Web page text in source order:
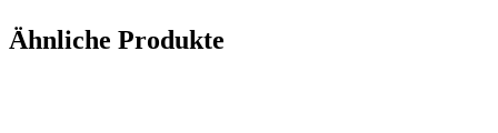
Ähnliche Produkte